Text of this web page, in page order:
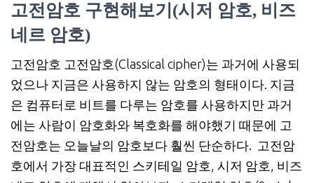
고전암호 구현해보기(시저 암호, 비즈
네르 암호)
고전암호 고전암호(Classical cipher)는 과거에 사용되
었으나 지금은 사용하지 않는 암호의 형태이다. 지금
은 컴퓨터로 비트를 다루는 암호를 사용하지만 과거
에는 사람이 암호화와 복호화를 해야했기 때문에 고
전암호는 오늘날의 암호보다 훨씬 단순하다. 고전암
호에서 가장 대표적인 스키테일 암호, 시저 암호, 비즈